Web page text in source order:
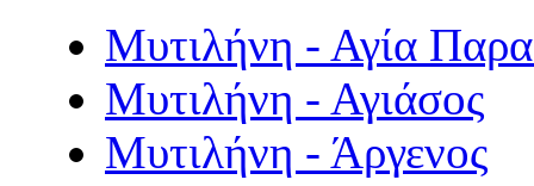
Μυτιλήνη - Αγία
Μυτιλήνη - Αγιάσος
Μυτιλήνη - Άργενος